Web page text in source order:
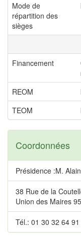
Mode de
répartition des
sièges
Financement
REOM
TEOM
Coordonnées
Présidence :M.
38 Rue de la
Union des Maires
Tél.: 01 30 32 64 91